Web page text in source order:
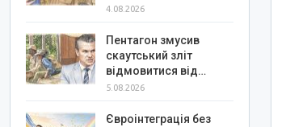
4.08.2026
Пентагон змусив
скаутський зліт
відмовитися від…
5.08.2026
Євроінтеграція без